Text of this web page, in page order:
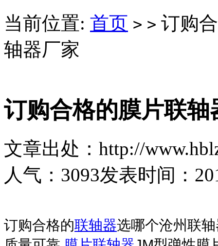
当前位置: 首页 > > 订购
轴器厂家
订购合格的膜片联
文章出处：http://
人气： 3093发表时间：
订购合格的联轴器选哪个沧州联